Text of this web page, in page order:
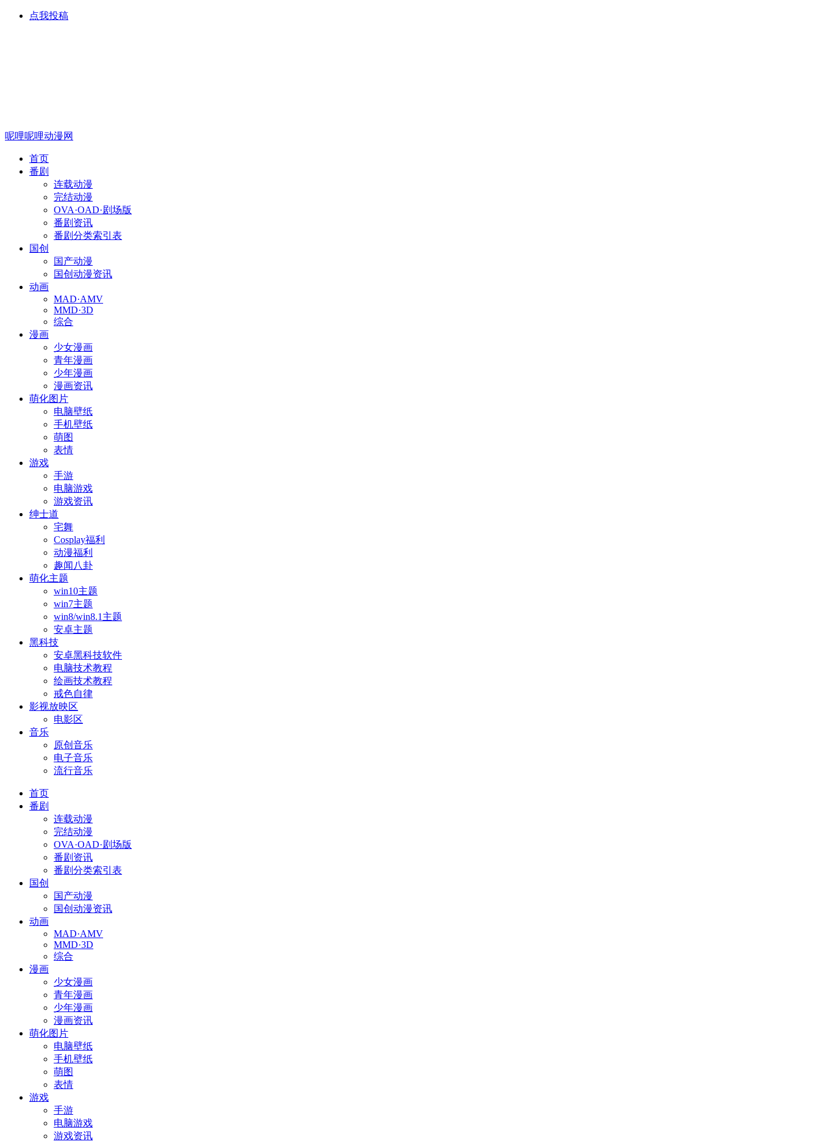
点我投稿
呢哩呢哩动漫网
首页
番剧
连载动漫
完结动漫
OVA·OAD·剧场版
番剧资讯
番剧分类索引表
国创
国产动漫
国创动漫资讯
动画
MAD·AMV
MMD·3D
综合
漫画
少女漫画
青年漫画
少年漫画
漫画资讯
萌化图片
电脑壁纸
手机壁纸
萌图
表情
游戏
手游
电脑游戏
游戏资讯
绅士道
宅舞
Cosplay福利
动漫福利
趣闻八卦
萌化主题
win10主题
win7主题
win8/win8.1主题
安卓主题
黑科技
安卓黑科技软件
电脑技术教程
绘画技术教程
戒色自律
影视放映区
电影区
音乐
原创音乐
电子音乐
流行音乐
首页
番剧
连载动漫
完结动漫
OVA·OAD·剧场版
番剧资讯
番剧分类索引表
国创
国产动漫
国创动漫资讯
动画
MAD·AMV
MMD·3D
综合
漫画
少女漫画
青年漫画
少年漫画
漫画资讯
萌化图片
电脑壁纸
手机壁纸
萌图
表情
游戏
手游
电脑游戏
游戏资讯